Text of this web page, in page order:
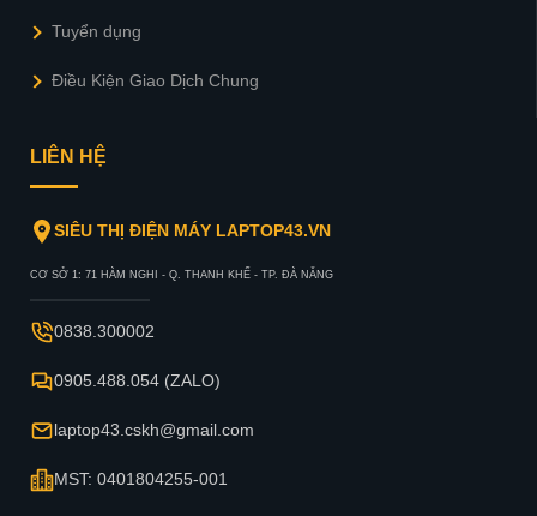
Tuyển dụng
Điều Kiện Giao Dịch Chung
LIÊN HỆ
SIÊU THỊ ĐIỆN MÁY LAPTOP43.VN
CƠ SỞ 1: 71 HÀM NGHI - Q. THANH KHẾ - TP. ĐÀ NẴNG
0838.300002
0905.488.054 (ZALO)
laptop43.cskh@gmail.com
MST: 0401804255-001